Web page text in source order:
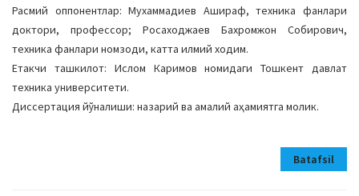
Расмий оппонентлар: Мухаммадиев Ашираф, техника фанлари
доктори, профессор; Росаходжаев Бахромжон Собирович,
техника фанлари номзоди, катта илмий ходим.
Етакчи ташкилот: Ислом Каримов номидаги Тошкент давлат
техника университети.
Диссертация йўналиши: назарий ва амалий аҳамиятга молик.
Batafsil